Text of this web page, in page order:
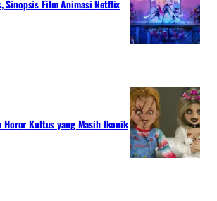
Sinopsis Film Animasi Netflix
Horor Kultus yang Masih Ikonik